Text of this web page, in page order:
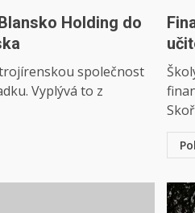
Holding do
společnost
Vyplývá to z